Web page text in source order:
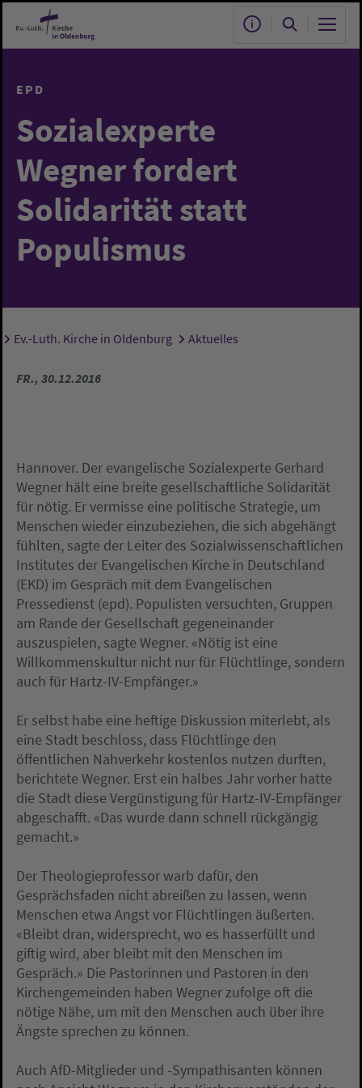
Zum Hauptinhalt springen
EPD
Sozialexperte
Wegner fordert
Solidarität statt
Populismus
Sie sind hier:
Ev.-Luth. Kirche in Oldenburg Aktuelles
FR., 30.12.2016
Hannover. Der evangelische Sozialexperte Gerhard
Wegner hält eine breite gesellschaftliche Solidarität
für nötig. Er vermisse eine politische Strategie, um
Menschen wieder einzubeziehen, die sich abgehängt
fühlten, sagte der Leiter des Sozialwissenschaftlichen
Institutes der Evangelischen Kirche in Deutschland
(EKD) im Gespräch mit dem Evangelischen
Pressedienst (epd). Populisten versuchten, Gruppen
am Rande der Gesellschaft gegeneinander
auszuspielen, sagte Wegner. «Nötig ist eine
Willkommenskultur nicht nur für Flüchtlinge, sondern
auch für Hartz-IV-Empfänger.»
Er selbst habe eine heftige Diskussion miterlebt, als
eine Stadt beschloss, dass Flüchtlinge den
öffentlichen Nahverkehr kostenlos nutzen durften,
berichtete Wegner. Erst ein halbes Jahr vorher hatte
die Stadt diese Vergünstigung für Hartz-IV-Empfänger
abgeschafft. «Das wurde dann schnell rückgängig
gemacht.»
Der Theologieprofessor warb dafür, den
Gesprächsfaden nicht abreißen zu lassen, wenn
Menschen etwa Angst vor Flüchtlingen äußerten.
«Bleibt dran, widersprecht, wo es hasserfüllt und
giftig wird, aber bleibt mit den Menschen im
Gespräch.» Die Pastorinnen und Pastoren in den
Kirchengemeinden haben Wegner zufolge oft die
nötige Nähe, um mit den Menschen auch über ihre
Ängste sprechen zu können.
Auch AfD-Mitglieder und -Sympathisanten können